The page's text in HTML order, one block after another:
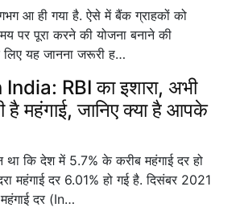
आ ही गया है. ऐसे में बैंक ग्राहकों को
पर पूरा करने की योजना बनाने की
यह जानना जरूरी ह…
RBI का इशारा, अभी
महंगाई, जानिए क्या है आपके
था कि देश में 5.7% के करीब महंगाई दर हो
महंगाई दर 6.01% हो गई है. दिसंबर 2021
दर (In…